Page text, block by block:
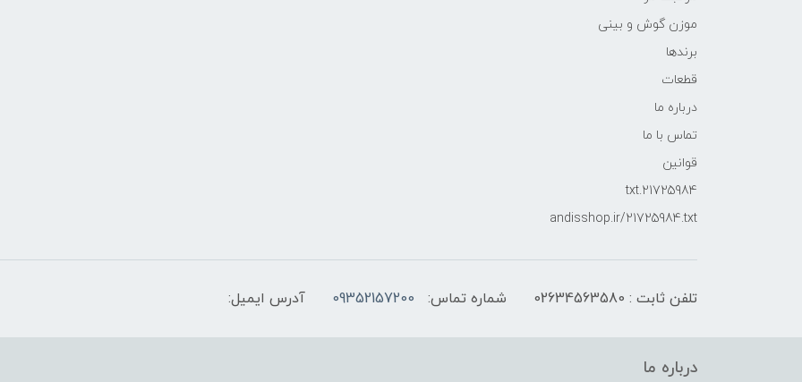
موزن گوش و بینی
برندها
قطعات
درباره ما
تماس با ما
قوانین
21725984.txt
andisshop.ir/21725984.txt
تلفن ثابت : 02634563580 شماره تماس: 09352157200 آدرس ایمیل:
درباره ما